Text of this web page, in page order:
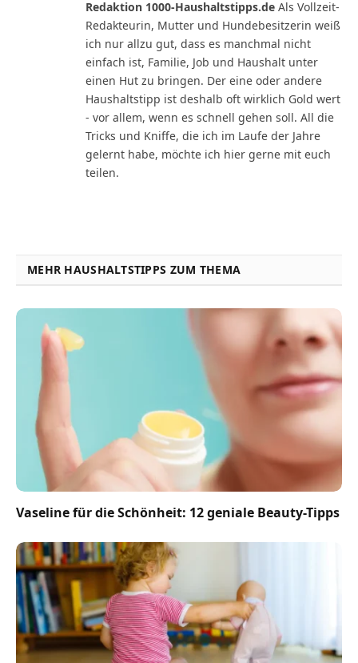
Redaktion 1000-Haushaltstipps.de Als Vollzeit-
Redakteurin, Mutter und Hundebesitzerin weiß
ich nur allzu gut, dass es manchmal nicht
einfach ist, Familie, Job und Haushalt unter
einen Hut zu bringen. Der eine oder andere
Haushaltstipp ist deshalb oft wirklich Gold wert
- vor allem, wenn es schnell gehen soll. All die
Tricks und Kniffe, die ich im Laufe der Jahre
gelernt habe, möchte ich hier gerne mit euch
teilen.
MEHR HAUSHALTSTIPPS ZUM THEMA
Vaseline für die Schönheit: 12 geniale Beauty-Tipps